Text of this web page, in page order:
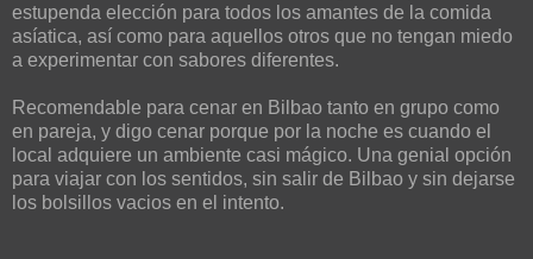
estupenda elección para todos los amantes de la comida
asíatica, así como para aquellos otros que no tengan miedo
a experimentar con sabores diferentes.
Recomendable para cenar en Bilbao tanto en grupo como
en pareja, y digo cenar porque por la noche es cuando el
local adquiere un ambiente casi mágico. Una genial opción
para viajar con los sentidos, sin salir de Bilbao y sin dejarse
los bolsillos vacios en el intento.